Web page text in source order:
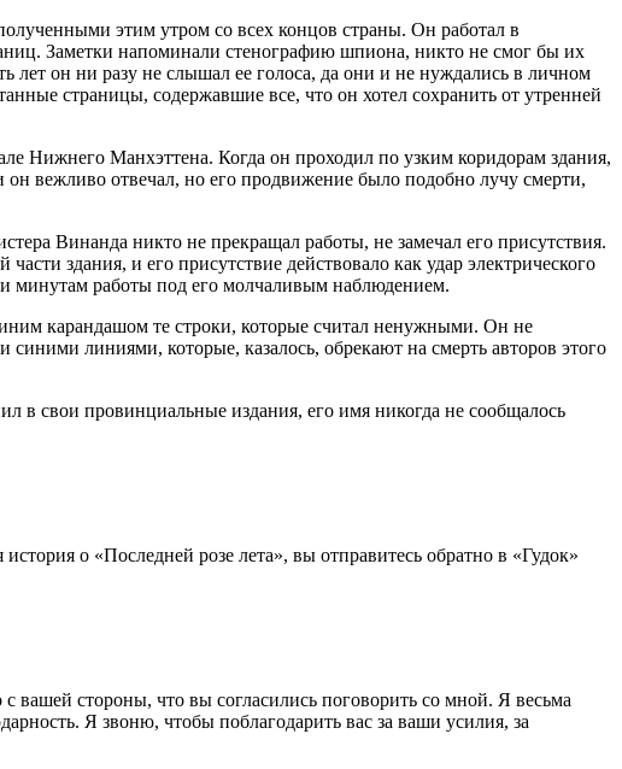
этим утром со всех концов страны. Он работал в
Заметки напоминали стенографию шпиона, никто не смог бы их
лет он ни разу не слышал ее голоса, да они и не нуждались в личном
страницы, содержавшие все, что он хотел сохранить от утренней
Нижнего Манхэттена. Когда он проходил по узким коридорам здания,
вежливо отвечал, но его продвижение было подобно лучу смерти,
Винанда никто не прекращал работы, не замечал его присутствия.
здания, и его присутствие действовало как удар электрического
минутам работы под его молчаливым наблюдением.
карандашом те строки, которые считал ненужными. Он не
линиями, которые, казалось, обрекают на смерть авторов этого
в свои провинциальные издания, его имя никогда не сообщалось
о «Последней розе лета», вы отправитесь обратно в «Гудок»
вашей стороны, что вы согласились поговорить со мной. Я весьма
Я звоню, чтобы поблагодарить вас за ваши усилия, за